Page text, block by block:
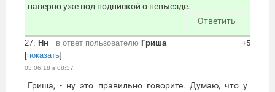
наверно уже под подпиской о невыезде.
Ответить
27. Нн в ответ пользователю Гриша
[показать]
03.06.18 в 08:37
+5
Гриша, - ну это правильно говорите. Думаю, что у